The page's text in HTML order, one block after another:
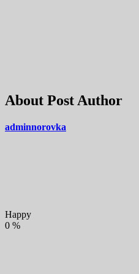
About Post Author
adminnorovka
Happy
0 %